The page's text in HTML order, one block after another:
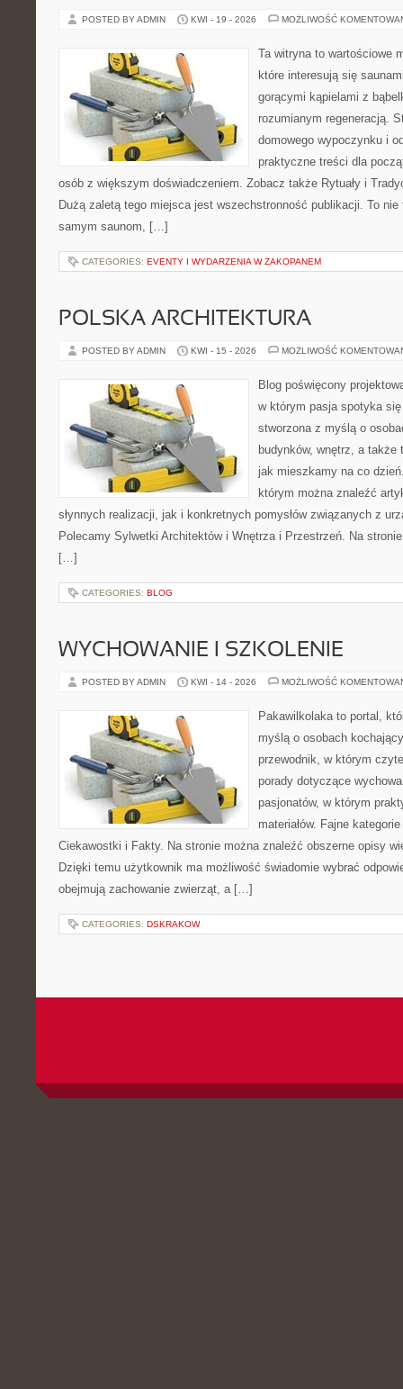
POSTED BY ADMIN KWI - 19 - 2026 MOŻLIWOŚĆ
Ta witryna to wartościowe
które interesują się
gorącymi kąpielami z
rozumianym regeneracją.
domowego wypoczynku i
praktyczne treści dla
osób z większym doświadczeniem. Zobacz także Rytuały i
Dużą zaletą tego miejsca jest wszechstronność publikacji. To
samym saunom, […]
CATEGORIES: EVENTY I WYDARZENIA W ZAKOPANEM
POLSKA ARCHITEKTURA
POSTED BY ADMIN KWI - 15 - 2026 MOŻLIWOŚĆ
Blog poświęcony
w którym pasja spotyka
stworzona z myślą o
budynków, wnętrz, a także
jak mieszkamy na co
którym można znaleźć
słynnych realizacji, jak i konkretnych pomysłów związanych z
Polecamy Sylwetki Architektów i Wnętrza i Przestrzeń. Na
[…]
CATEGORIES: BLOG
WYCHOWANIE I SZKOLENIE
POSTED BY ADMIN KWI - 14 - 2026 MOŻLIWOŚĆ
Pakawilkolaka to portal,
myślą o osobach
przewodnik, w którym
porady dotyczące
pasjonatów, w którym
materiałów. Fajne
Ciekawostki i Fakty. Na stronie można znaleźć obszerne opisy
Dzięki temu użytkownik ma możliwość świadomie wybrać
obejmują zachowanie zwierząt, a […]
CATEGORIES: DSKRAKOW